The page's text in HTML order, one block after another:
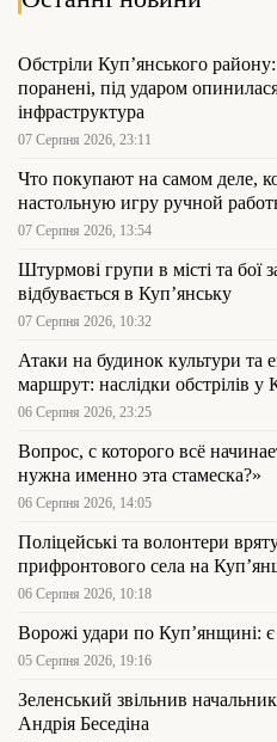
Обстріли Куп’янського
поранені, під ударом
інфраструктура
07 Серпня 2026, 23:11
Что покупают на самом деле,
настольную игру ручной
07 Серпня 2026, 13:54
Штурмові групи в місті та бої
відбувається в Куп’янську
07 Серпня 2026, 10:32
Атаки на будинок культури та
маршрут: наслідки обстрілів у
06 Серпня 2026, 23:25
Вопрос, с которого всё
нужна именно эта стамеска?»
06 Серпня 2026, 14:05
Поліцейські та волонтери
прифронтового села на
06 Серпня 2026, 10:18
Ворожі удари по Куп’янщині: є
05 Серпня 2026, 19:16
Зеленський звільнив
Андрія Беседіна